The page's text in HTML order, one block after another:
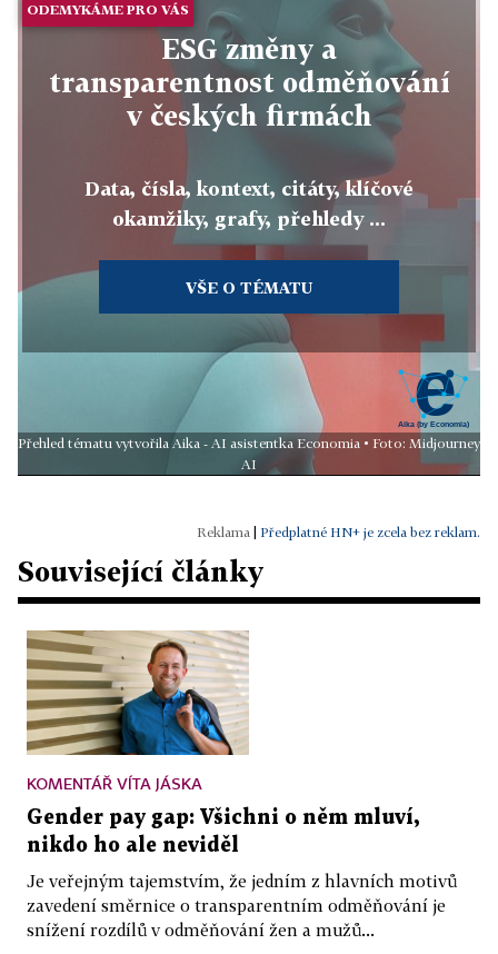
ODEMYKÁME PRO VÁS
ESG změny a
transparentnost odměňování
v českých firmách
Data, čísla, kontext, citáty, klíčové
okamžiky, grafy, přehledy ...
VŠE O TÉMATU
Přehled tématu vytvořila Aika - AI asistentka Economia • Foto: Midjourney
AI
| Předplatné HN+ je zcela bez reklam.
Související články
KOMENTÁŘ VÍTA JÁSKA
Gender pay gap: Všichni o něm mluví,
nikdo ho ale neviděl
Je veřejným tajemstvím, že jedním z hlavních motivů
zavedení směrnice o transparentním odměňování je
snížení rozdílů v odměňování žen a mužů...